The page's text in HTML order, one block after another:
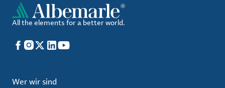
All the elements for a better world.
Facebook
Instagram
X LinkedIn
YouTube
Wer wir sind